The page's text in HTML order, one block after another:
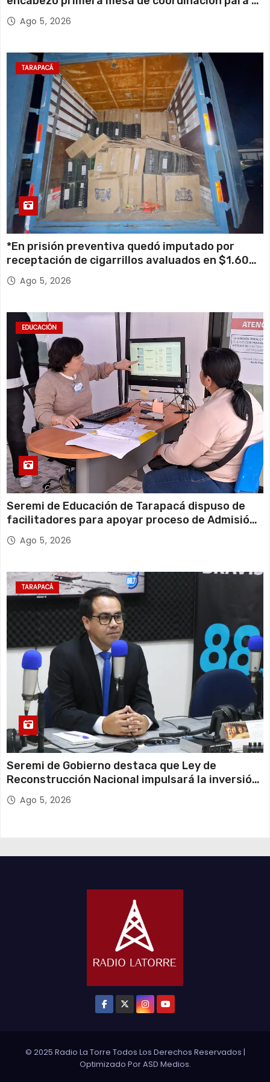
retiro de cables en desuso en Iquique
Ago 5, 2026
TARAPACÁ
*En prisión preventiva quedó imputado por
receptación de cigarrillos avaluados en $1.600
millones*
Ago 5, 2026
EDUCACIÓN
Seremi de Educación de Tarapacá dispuso de
facilitadores para apoyar proceso de Admisión
Escolar 2027
Ago 5, 2026
TARAPACÁ
Seremi de Gobierno destaca que Ley de
Reconstrucción Nacional impulsará la inversión
y el empleo en Tarapacá
Ago 5, 2026
© 2025 Radio La Torre Todos Los Derechos Reservados |
Optimizado PorASD Medios.